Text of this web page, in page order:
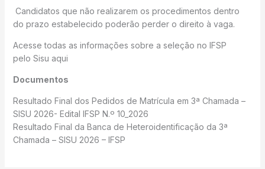
Candidatos que não realizarem os procedimentos dentro
do prazo estabelecido poderão perder o direito à vaga.
Acesse todas as informações sobre a seleção no IFSP
pelo Sisu aqui
Documentos
Resultado Final dos Pedidos de Matrícula em 3ª Chamada –
SISU 2026- Edital IFSP N.º 10_2026
Resultado Final da Banca de Heteroidentificação da 3ª
Chamada – SISU 2026 – IFSP